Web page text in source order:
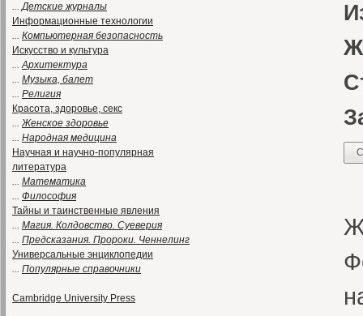
...Детские журналы
Информационные технологии
... Компьютерная безопасность
Искусство и культура
...Архитектура
... Музыка, балет
... Религия
Красота, здоровье, секс
...Женское здоровье
... Народная медицина
Научная и научно-популярная
литература
... Математика
... Философия
Тайны и таинственные явления
... Магия. Колдовство. Суеверия
... Предсказания. Пророки. Ченнелинг
Универсальные энциклопедии
... Популярные справочники
Cambridge University Press